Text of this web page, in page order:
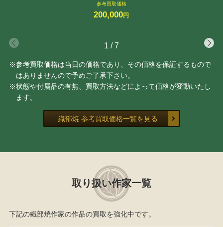
参考買取価格
200,000円
1 /7
※参考買取価格は当日の価格であり、その価格を保証するもので
はありませんので予めご了承下さい。
※状態や付属品の有無、買取方法などによって価格が変動いたし
ます。
織部焼 参考買取価格一覧を見る
取り扱い作家一覧
下記の織部焼作家の作品の買取を強化中です。